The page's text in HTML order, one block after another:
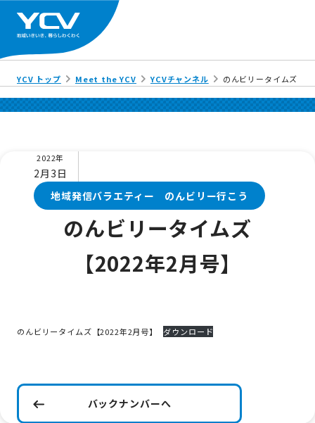
YCV トップ Meet the YCV YCVチャンネル のんビリータイムズ【
2022年
2月3日
地域発信バラエティー のんビリー行こう
のんビリータイムズ
【2022年2月号】
のんビリータイムズ【2022年2月号】 ダウンロード
バックナンバーへ